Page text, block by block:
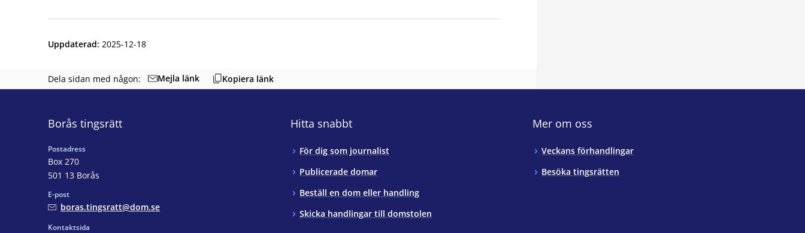
Uppdaterad: 2025-12-18
Dela sidan med någon: Mejla länk Kopiera länk
Borås tingsrätt
Postadress
Box 270
501 13 Borås
E-post
boras.tingsratt@dom.se
Kontaktsida
Hitta snabbt
För dig som journalist
Publicerade domar
Beställ en dom eller handling
Skicka handlingar till domstolen
Mer om oss
Veckans förhandlingar
Besöka tingsrätten